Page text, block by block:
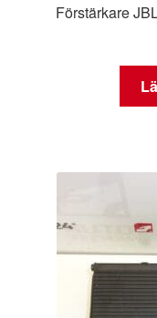
Förstärkare